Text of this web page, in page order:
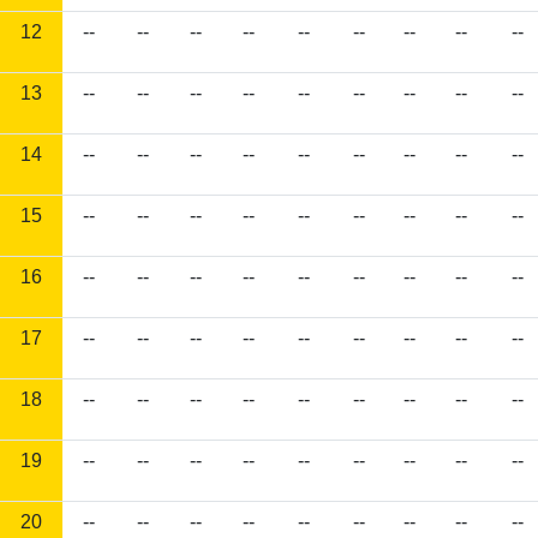
12 -- -- -- -- -- -- -- -- --
13 -- -- -- -- -- -- -- -- --
14 -- -- -- -- -- -- -- -- --
15 -- -- -- -- -- -- -- -- --
16 -- -- -- -- -- -- -- -- --
17 -- -- -- -- -- -- -- -- --
18 -- -- -- -- -- -- -- -- --
19 -- -- -- -- -- -- -- -- --
20 -- -- -- -- -- -- -- -- --